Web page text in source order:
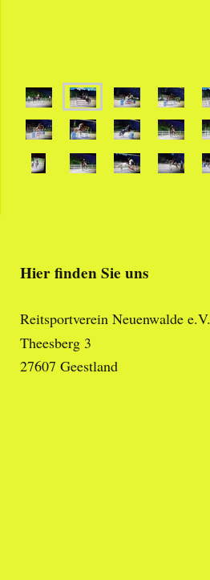
Hier finden Sie uns
Reitsportverein Neuenwalde e.V.
Theesberg 3
27607 Geestland